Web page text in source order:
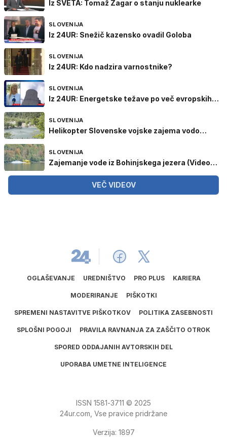
Iz SVETA: Tomaž Žagar o stanju nuklearke
SLOVENIJA
Iz 24UR: Snežič kazensko ovadil Goloba
SLOVENIJA
Iz 24UR: Kdo nadzira varnostnike?
SLOVENIJA
Iz 24UR: Energetske težave po več evropskih
SLOVENIJA
Helikopter Slovenske vojske zajema vodo
SLOVENIJA
Zajemanje vode iz Bohinjskega jezera (Video:
VEČ VIDEOV
OGLAŠEVANJE UREDNIŠTVO PRO PLUS KARIERA
MODERIRANJE PIŠKOTKI
SPREMENI NASTAVITVE PIŠKOTKOV POLITIKA ZASEBNOSTI
SPLOŠNI POGOJI PRAVILA RAVNANJA ZA ZAŠČITO OTROK
SPORED ODDAJANIH AVTORSKIH DEL
UPORABA UMETNE INTELIGENCE
ISSN 1581‑3711 © 2025
24ur.com, Vse pravice pridržane
Verzija: 1897